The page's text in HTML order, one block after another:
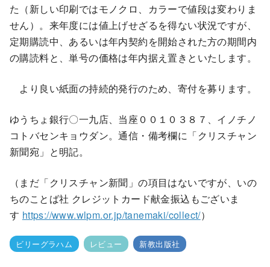
た（新しい印刷ではモノクロ、カラーで値段は変わりま
せん）。来年度には値上げせざるを得ない状況ですが、
定期購読中、あるいは年内契約を開始された方の期間内
の購読料と、単号の価格は年内据え置きといたします。
より良い紙面の持続的発行のため、寄付を募ります。
ゆうちょ銀行〇一九店、当座００１０３８７、イノチノ
コトバセンキョウダン。通信・備考欄に「クリスチャン
新聞宛」と明記。
（まだ「クリスチャン新聞」の項目はないですが、いの
ちのことば社 クレジットカード献金振込もございま
す https://www.wlpm.or.jp/tanemaki/collect/）
ビリーグラハム レビュー 新教出版社